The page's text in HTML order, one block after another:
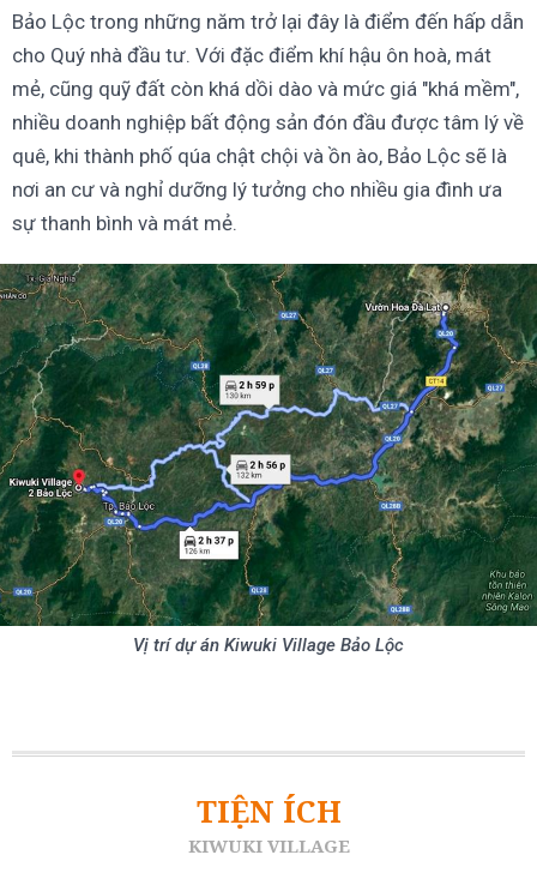
Bảo Lộc trong những năm trở lại đây là điểm đến hấp dẫn
cho Quý nhà đầu tư. Với đặc điểm khí hậu ôn hoà, mát
mẻ, cũng quỹ đất còn khá dồi dào và mức giá "khá mềm",
nhiều doanh nghiệp bất động sản đón đầu được tâm lý về
quê, khi thành phố qúa chật chội và ồn ào, Bảo Lộc sẽ là
nơi an cư và nghỉ dưỡng lý tưởng cho nhiều gia đình ưa
sự thanh bình và mát mẻ.
Vị trí dự án Kiwuki Village Bảo Lộc
TIỆN ÍCH
KIWUKI VILLAGE